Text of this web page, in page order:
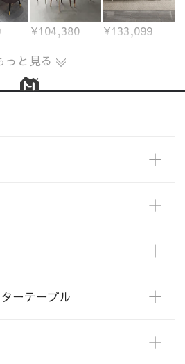
¥104,380
¥133,099
っと見る
ーテーブル